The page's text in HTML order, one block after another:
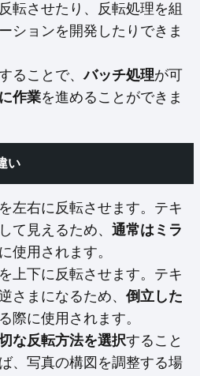
転させたり、反転処理を組
ションを開発したりできま
ることで、バッチ処理が可
作業を進めることができま
い
左右に反転させます。テキ
て見えるため、 通常はミラ
使用されます。
上下に反転させます。テキ
さまになるため、 倒立した
際に使用されます。
な反転方法を選択すること
、写真の構図を調整する場